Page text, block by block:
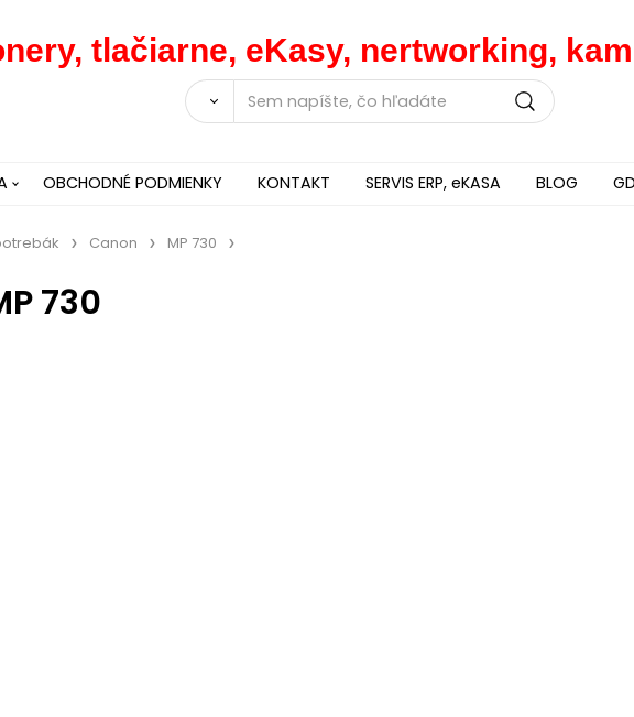
tlačiarne, eKasy, nertworking,
OBCHODNÉ PODMIENKY KONTAKT SERVIS ERP, eKASA BLOG
Canon MP 730
730